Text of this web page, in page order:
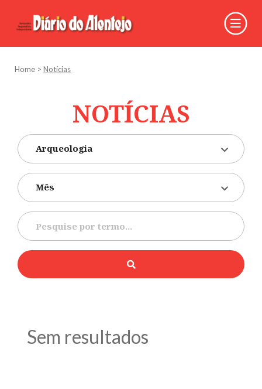
Home > Notícias
NOTÍCIAS
Arqueologia
Mês
Sem resultados